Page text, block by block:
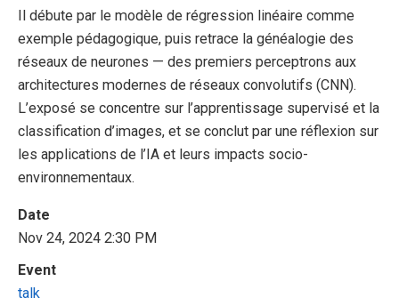
Il débute par le modèle de régression linéaire comme
exemple pédagogique, puis retrace la généalogie des
réseaux de neurones — des premiers perceptrons aux
architectures modernes de réseaux convolutifs (CNN).
L’exposé se concentre sur l’apprentissage supervisé et la
classification d’images, et se conclut par une réflexion sur
les applications de l’IA et leurs impacts socio-
environnementaux.
Date
Nov 24, 2024 2:30 PM
Event
talk